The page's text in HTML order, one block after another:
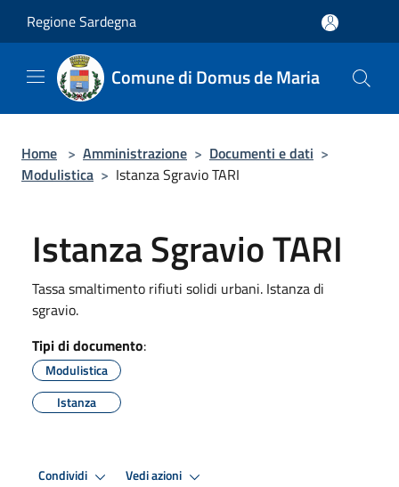
Regione Sardegna
Comune di Domus de Maria
Home > Amministrazione > Documenti e dati >
Modulistica > Istanza Sgravio TARI
Istanza Sgravio TARI
Tassa smaltimento rifiuti solidi urbani. Istanza di
sgravio.
Tipi di documento:
Modulistica
Istanza
Condividi Vedi azioni